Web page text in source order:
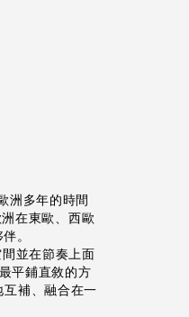
洲多年的時間
在東歐、西歐
。
並在節奏上面
平鋪直敘的方
補、融合在一